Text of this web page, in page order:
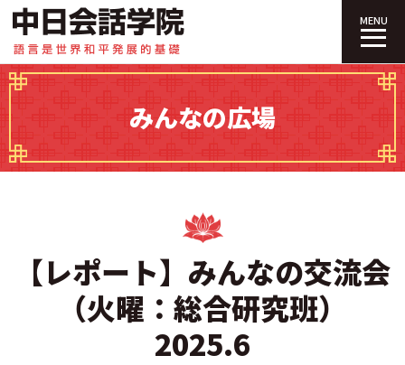
中日会話学院
MENU
みんなの広場
【レポート】みんなの交流会
（火曜：総合研究班）
2025.6